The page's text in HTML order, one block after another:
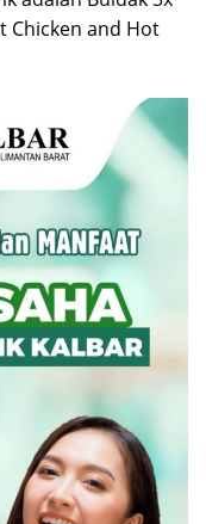
Chicken and Hot